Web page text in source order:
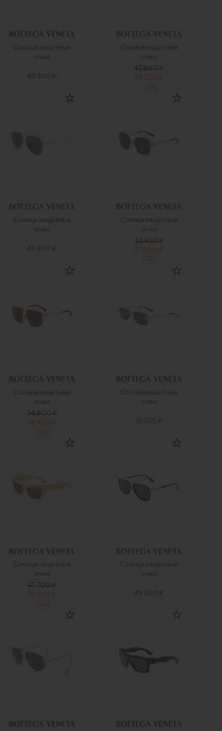
Солнцезащитные
очки
49 300 ₽
Солнцезащитные
очки
47 800 ₽
38 250 ₽
20 %
Солнцезащитные
очки
43 900 ₽
Солнцезащитные
очки
52 950 ₽
37 050 ₽
%
Солнцезащитные
очки
54 900 ₽
38 450 ₽
%
Солнцезащитные
очки
51 700 ₽
Солнцезащитные
очки
43 700 ₽
29 950 ₽
%
Солнцезащитные
очки
49 300 ₽